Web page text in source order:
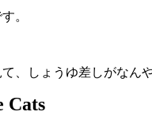
。
て、しょうゆ差しがな
Cats